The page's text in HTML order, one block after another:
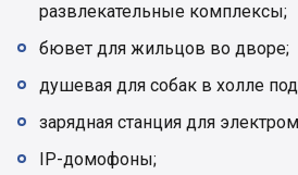
развлекательные комплексы;
бювет для жильцов во дворе;
душевая для собак в холле
зарядная станция для
IP-домофоны;